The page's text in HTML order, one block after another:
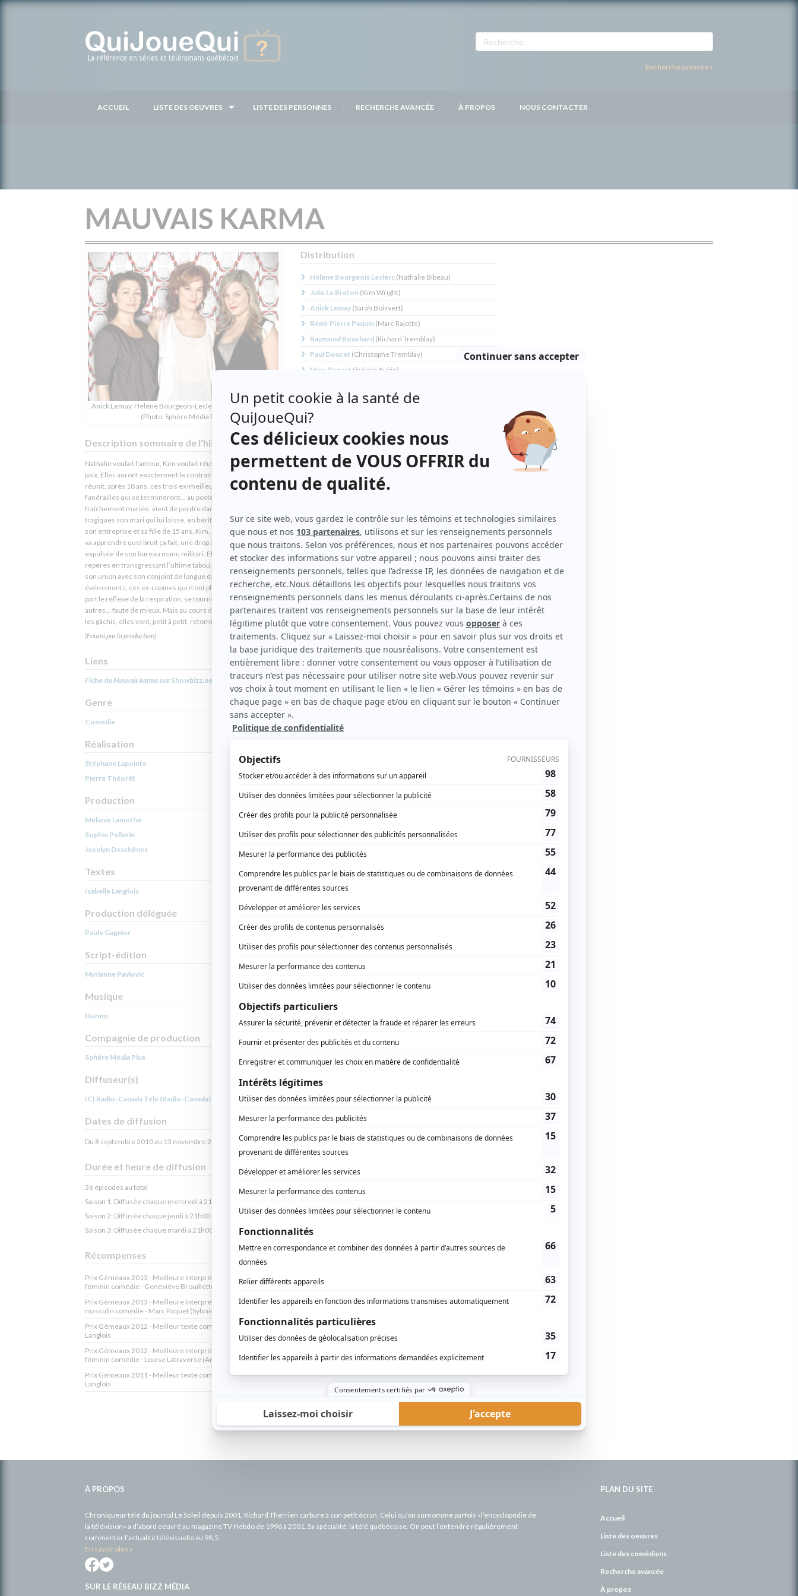
Recherche avancée »
ACCUEIL LISTE DES OEUVRES LISTE DES PERSONNES RECHERCHE AVANCÉE À PROPOS NOUS CONTACTER
MAUVAIS KARMA
Anick Lemay, Hélène Bourgeois-Leclerc et Julie Le Breton
(Photo: Sphère Média Plus)
Description sommaire de l'histoire
Nathalie voulait l'amour, Kim voulait réussir et Sarah voulait la
paix. Elles auront exactement le contraire lorsque le destin
réunit, après 18 ans, ces trois ex-meilleures amies, lors de
funérailles qui se termineront... au poste de police! Nathalie,
fraîchement mariée, vient de perdre dans des circonstances
tragiques son mari qui lui laisse, en héritage, sa maîtresse,
son entreprise et sa fille de 15 ans. Kim, qui vivait au sommet,
va apprendre quel bruit ça fait, une drop sociale, quand elle est
expulsée de son bureau manu militari. Et Sarah perd tous ses
repères en transgressant l’ultime tabou, sabotant au passage
son union avec son conjoint de longue date. Dépassées par les
événements, ces ex-copines qui n’ont plus rien en commun à
part le réflexe de la respiration, se tournent les unes vers les
autres... faute de mieux. Mais au cours de cette année de tous
les gâchis, elles vont, petit à petit, retomber en amitié.
(Fourni par la production)
Liens
Fiche deMauvais karma sur Showbizz.net
Genre
Comédie
Réalisation
Stéphane Lapointe
Pierre Théorêt
Production
Mélanie Lamothe
Sophie Pellerin
Jocelyn Deschênes
Textes
Isabelle Langlois
Production déléguée
Paule Gagnier
Script-édition
Myrianne Pavlovic
Musique
Dazmo
Compagnie de production
Sphère Média Plus
Diffuseur(s)
ICI Radio-Canada Télé (Radio-Canada)
Dates de diffusion
Du 8 septembre 2010 au 13 novembre 2012
Durée et heure de diffusion
36 épisodes au total
Saison 1: Diffusée chaque mercredi à 21h00
Saison 2: Diffusée chaque jeudi à 21h00
(30 minutes)
Saison 3: Diffusée chaque mardi à 21h00
(60 minutes)
Récompenses
Prix Gémeaux 2013 - Meilleure interprétation rôle de soutien
féminin comédie - Geneviève Brouillette (Mélissa Parenteau)
Prix Gémeaux 2013 - Meilleure interprétation rôle de soutien
masculin comédie - Marc Paquet (Sylvain Aubin)
Prix Gémeaux 2012 - Meilleur texte comédie - Isabelle
Langlois
Prix Gémeaux 2012 - Meilleure interprétation rôle de soutien
féminin comédie - Louise Latraverse (Angèle)
Prix Gémeaux 2011 - Meilleur texte comédie - Isabelle
Langlois
Distribution
Hélène Bourgeois Leclerc (Nathalie Bibeau)
Julie Le Breton (Kim Wright)
Anick Lemay (Sarah Boisvert)
Rémi-Pierre Paquin (Marc Rajotte)
Raymond Bouchard (Richard Tremblay)
Paul Doucet (Christophe Tremblay)
Marc Paquet (Sylvain Aubin)
Sébastien Roberts(Shawn Parker)
Marilyse Bourke
Jean-François Casavant
Geneviève Brouillette( Mélissa Parenteau)
Louise Latraverse(Angèle)
Nathalie Claude(Lucille
Vincent Leclerc
Jean-Carl Boucher( Jérémie Côté-Barrette)
Myriam Leblanc(Louise Holmes
Maxime Allard(Raphaël Mercier
Yanic Truesdale(Yan Patrick)
Bénédicte Décary(Véronique)
Frédéric Desager(Raoul Le Garrec)
Dominic Philie
Pierre-Denis Maréchal
André Lacoste
VP Yummy
)
Sandrine Bisson (Nancy)
Pierre-Alexandre Fortin(Steve)
Marc Larrivée(Employé de RH)
Martin Rouleau(Chum
Blaise Tardif( Patrick)
Maxime Tremblay
Michel Laperrière
Michèle Sirois
Agente immobilière
Martin Tremblay(Frédéric)
Frédérick Bouffard (Simon)
Normand Canac-Marquis(Médecin)
Alain Boucher(
Roger La Rue(Sergent-détective Leduc
Henri Pardo(Agent
Yves Bélanger(Tourne-Clef)
Mikhaïl Ahooja
Louis Champagne
Lieutenant-détective Amyot
À PROPOS
Chroniqueur télé du journal Le Soleil depuis 2001, Richard Therrien carbure à son petit écran. Celui qu’on surnomme parfois «l’encyclopédie de
la télévision» a d’abord oeuvré au magazine TV Hebdo de 1996 à 2001. Sa spécialité: la télé québécoise. On peut l’entendre régulièrement
commenter l’actualité télévisuelle au 98,5.
En savoir plus »
SUR LE RÉSEAU BIZZ MÉDIA
PLAN DU SITE
Accueil
Liste des oeuvres
Liste des comédiens
Recherche avancée
À propos